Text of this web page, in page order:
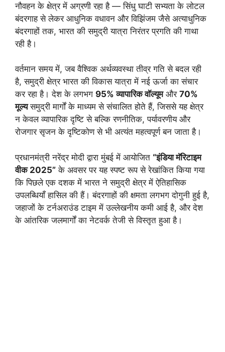
नौवहन के क्षेत्र में अग्रणी रहा है — सिंधु घाटी सभ्यता के लोटल
बंदरगाह से लेकर आधुनिक वधावन और विझिंजम जैसे अत्याधुनिक
बंदरगाहों तक, भारत की समुद्री यात्रा निरंतर प्रगति की गाथा
रही है।
वर्तमान समय में, जब वैश्विक अर्थव्यवस्था तीव्र गति से बदल रही
है, समुद्री क्षेत्र भारत की विकास यात्रा में नई ऊर्जा का संचार
कर रहा है। देश के लगभग 95% व्यापारिक वॉल्यूमऔर 70%
मूल्यसमुद्री मार्गों के माध्यम से संचालित होते हैं, जिससे यह क्षेत्र
न केवल व्यापारिक दृष्टि से बल्कि रणनीतिक, पर्यावरणीय और
रोजगार सृजन के दृष्टिकोण से भी अत्यंत महत्वपूर्ण बन जाता है।
प्रधानमंत्री नरेंद्र मोदी द्वारा मुंबई में आयोजित “इंडिया मॅरिटाइम
वीक 2025” के अवसर पर यह स्पष्ट रूप से रेखांकित किया गया
कि पिछले एक दशक में भारत ने समुद्री क्षेत्र में ऐतिहासिक
उपलब्धियाँ हासिल की हैं। बंदरगाहों की क्षमता लगभग दोगुनी हुई है,
जहाजों के टर्नअराउंड टाइम में उल्लेखनीय कमी आई है, और देश
के आंतरिक जलमार्गों का नेटवर्क तेजी से विस्तृत हुआ है।